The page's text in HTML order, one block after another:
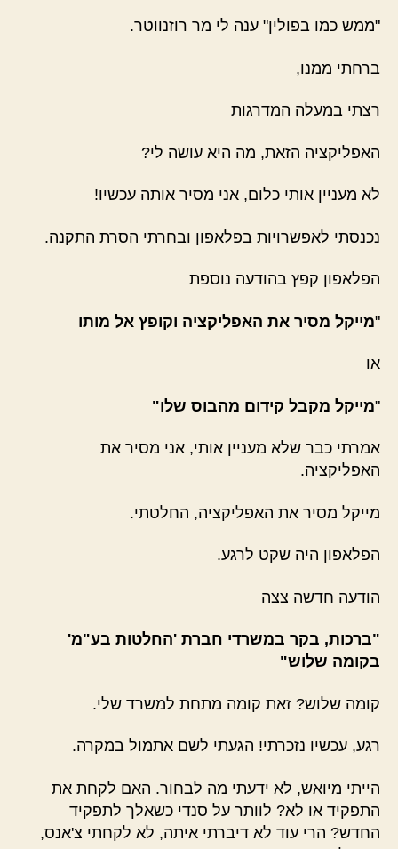
"ממש כמו בפולין" ענה לי מר רוזנווטר.
ברחתי ממנו,
רצתי במעלה המדרגות
האפליקציה הזאת, מה היא עושה לי?
לא מעניין אותי כלום, אני מסיר אותה עכשיו!
נכנסתי לאפשרויות בפלאפון ובחרתי הסרת התקנה.
הפלאפון קפץ בהודעה נוספת
"מייקל מסיר את האפליקציה וקופץ אל מותו
או
"מייקל מקבל קידום מהבוס שלו"
אמרתי כבר שלא מעניין אותי, אני מסיר את
האפליקציה.
מייקל מסיר את האפליקציה, החלטתי.
הפלאפון היה שקט לרגע.
הודעה חדשה צצה
"ברכות, בקר במשרדי חברת 'החלטות בע"מ'
בקומה שלוש"
קומה שלוש? זאת קומה מתחת למשרד שלי.
רגע, עכשיו נזכרתי! הגעתי לשם אתמול במקרה.
הייתי מיואש, לא ידעתי מה לבחור. האם לקחת את
התפקיד או לא? לוותר על סנדי כשאלך לתפקיד
החדש? הרי עוד לא דיברתי איתה, לא לקחתי צ'אנס,